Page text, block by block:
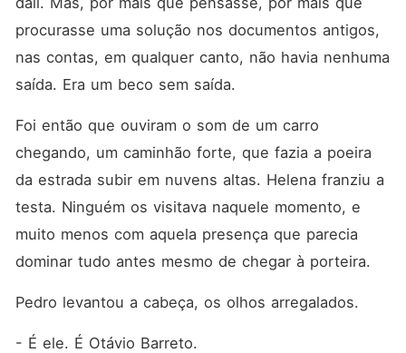
procurasse uma solução nos documentos antigos,
nas contas, em qualquer canto, não havia nenhuma
saída. Era um beco sem saída.
Foi então que ouviram o som de um carro
chegando, um caminhão forte, que fazia a poeira
da estrada subir em nuvens altas. Helena franziu a
testa. Ninguém os visitava naquele momento, e
muito menos com aquela presença que parecia
dominar tudo antes mesmo de chegar à porteira.
Pedro levantou a cabeça, os olhos arregalados.
- É ele. É Otávio Barreto.